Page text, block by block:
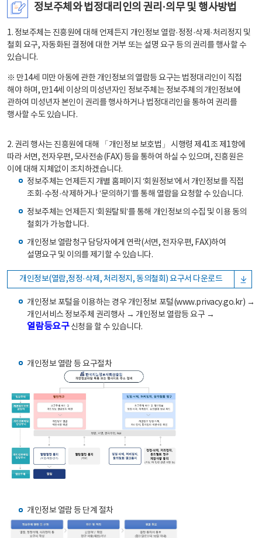
정보주체와 법정대리인의 권리·의무 및 행사방법
1. 정보주체는 진흥원에 대해 언제든지 개인정보 열람·정정·삭제·처리정지 및
철회 요구, 자동화된 결정에 대한 거부 또는 설명 요구 등의 권리를 행사할 수
있습니다.
※ 만14세 미만 아동에 관한 개인정보의 열람등 요구는 법정대리인이 직접
해야 하며, 만14세 이상의 미성년자인 정보주체는 정보주체의 개인정보에
관하여 미성년자 본인이 권리를 행사하거나 법정대리인을 통하여 권리를
행사할 수도 있습니다.
2. 권리 행사는 진흥원에 대해 「개인정보 보호법」 시행령 제41조 제1항에
따라 서면, 전자우편, 모사전송(FAX) 등을 통하여 하실 수 있으며, 진흥원은
이에 대해 지체없이 조치하겠습니다.
정보주체는 언제든지 개별 홈페이지 ‘회원정보’에서 개인정보를 직접
조회·수정·삭제하거나 ‘문의하기’를 통해 열람을 요청할 수 있습니다.
정보주체는 언제든지 ‘회원탈퇴’를 통해 개인정보의 수집 및 이용 동의
철회가 가능합니다.
개인정보 열람청구 담당자에게 연락(서면, 전자우편, FAX)하여
설명요구 및 이의를 제기할 수 있습니다.
개인정보(열람,정정·삭제, 처리정지, 동의철회) 요구서 다운로드
개인정보 포털을 이용하는 경우 개인정보 포털(www.privacy.go.kr) →
개인서비스 정보주체 권리행사 → 개인정보 열람등 요구 →
열람등요구신청을 할 수 있습니다.
개인정보 열람 등 요구절차
개인정보 열람 등 단계 절차